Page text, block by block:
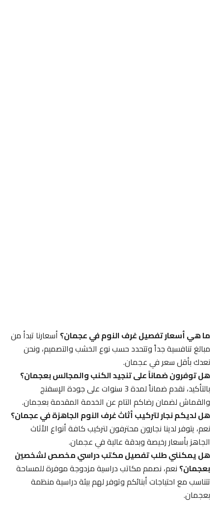
ما هي أسعار تفصيل غرف النوم في عجمان؟أسعارنا تبدأ من
مبالغ تنافسية جداً وتتحدد حسب نوع الخشب والتصميم، ونحن
نعدك بأقل سعر في عجمان.
هل توفرون ضماناً على تنجيد الكنب والمجالس بعجمان؟
بالتأكيد، نقدم ضماناً لمدة 3 سنوات على جودة الإسفنج
والقماش لضمان رضاكم التام عن الخدمة المقدمة بعجمان.
هل لديكم نجار لتركيب أثاث غرف النوم الجاهزة في عجمان؟
نعم، يتوفر لدينا نجارون محترفون لتركيب كافة أنواع الأثاث
الجاهز بأسعار رخيصة وبدقة عالية في عجمان.
هل يمكنني طلب تفصيل مكتب دراسي مخصص لشخصين
بعجمان؟نعم، نصمم مكاتب دراسية مزدوجة موفرة للمساحة
تتناسب مع احتياجات أبنائكم وتوفر لهم بيئة دراسية منظمة
بعجمان.